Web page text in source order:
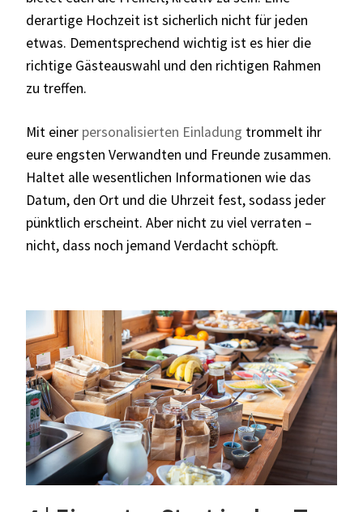
derartige Hochzeit ist sicherlich nicht für jeden
etwas. Dementsprechend wichtig ist es hier die
richtige Gästeauswahl und den richtigen Rahmen
zu treffen.
Mit einer personalisierten Einladung trommelt ihr
eure engsten Verwandten und Freunde zusammen.
Haltet alle wesentlichen Informationen wie das
Datum, den Ort und die Uhrzeit fest, sodass jeder
pünktlich erscheint. Aber nicht zu viel verraten –
nicht, dass noch jemand Verdacht schöpft.